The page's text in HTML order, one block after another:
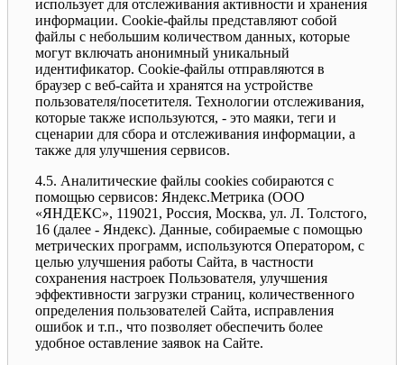
использует для отслеживания активности и хранения
информации. Сookie-файлы представляют собой
файлы с небольшим количеством данных, которые
могут включать анонимный уникальный
идентификатор. Cookie-файлы отправляются в
браузер с веб-сайта и хранятся на устройстве
пользователя/посетителя. Технологии отслеживания,
которые также используются, - это маяки, теги и
сценарии для сбора и отслеживания информации, а
также для улучшения сервисов.
4.5. Аналитические файлы cookies собираются с
помощью сервисов: Яндекс.Метрика (ООО
«ЯНДЕКС», 119021, Россия, Москва, ул. Л. Толстого,
16 (далее - Яндекс). Данные, собираемые с помощью
метрических программ, используются Оператором, с
целью улучшения работы Сайта, в частности
сохранения настроек Пользователя, улучшения
эффективности загрузки страниц, количественного
определения пользователей Сайта, исправления
ошибок и т.п., что позволяет обеспечить более
удобное оставление заявок на Сайте.